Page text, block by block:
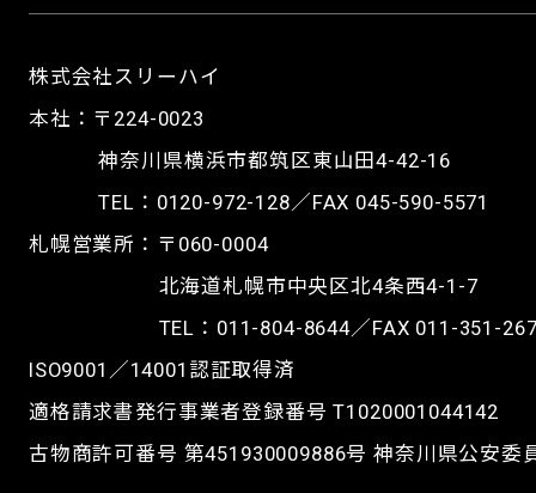
株式会社スリーハイ
本社：〒224-0023
神奈川県横浜市都筑区東山田4-42-16
TEL： 0120-972-128／FAX 045-590-5571
札幌営業所：〒060-0004
北海道札幌市中央区北4条西4-1-7
TEL： 011-804-8644／FAX 011-351-
ISO9001／14001認証取得済
適格請求書発行事業者登録番号 T1020001044142
古物商許可番号 第451930009886号 神奈川県公安委